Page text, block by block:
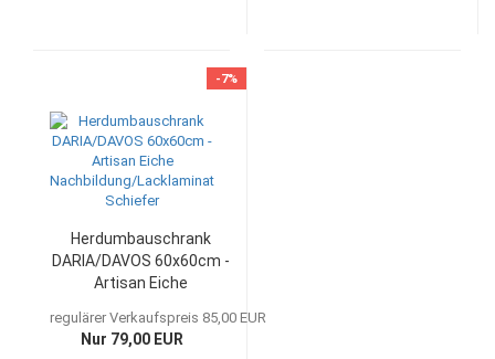
-7%
Herdumbauschrank
DARIA/DAVOS 60x60cm -
Artisan Eiche
Schiefer
regulärer Verkaufspreis 85,00 EUR
Nur 79,00 EUR